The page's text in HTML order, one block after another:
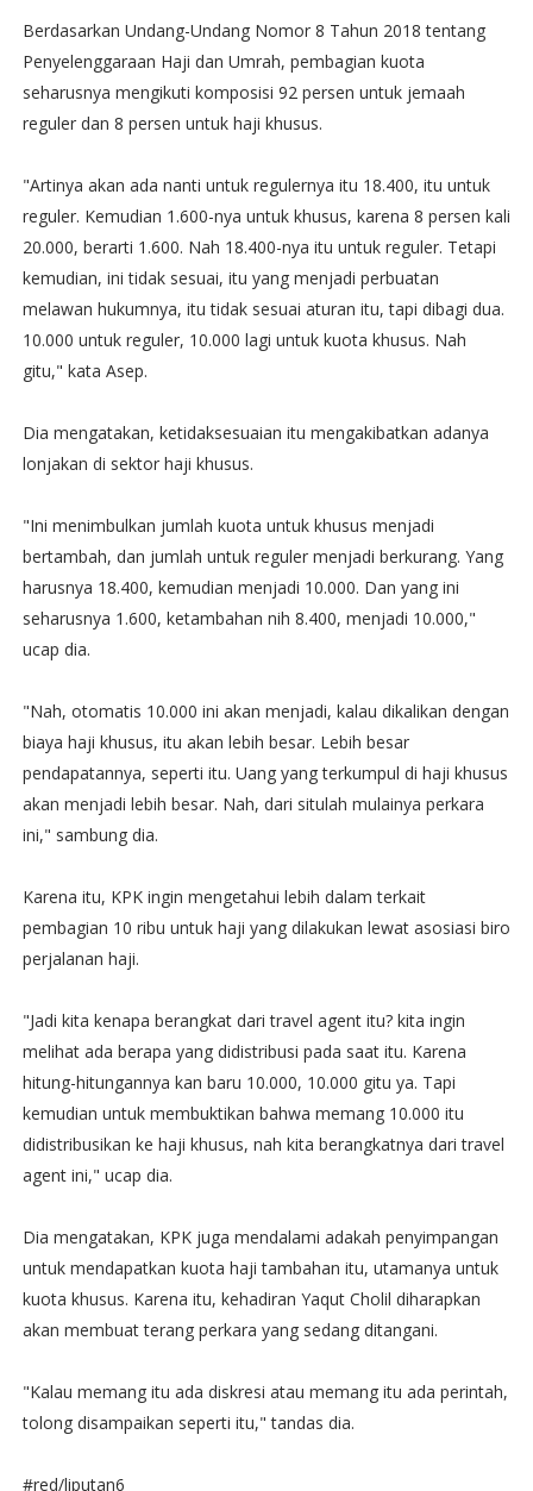
Berdasarkan Undang-Undang Nomor 8 Tahun 2018 tentang
Penyelenggaraan Haji dan Umrah, pembagian kuota
seharusnya mengikuti komposisi 92 persen untuk jemaah
reguler dan 8 persen untuk haji khusus.
"Artinya akan ada nanti untuk regulernya itu 18.400, itu untuk
reguler. Kemudian 1.600-nya untuk khusus, karena 8 persen kali
20.000, berarti 1.600. Nah 18.400-nya itu untuk reguler. Tetapi
kemudian, ini tidak sesuai, itu yang menjadi perbuatan
melawan hukumnya, itu tidak sesuai aturan itu, tapi dibagi dua.
10.000 untuk reguler, 10.000 lagi untuk kuota khusus. Nah
gitu," kata Asep.
Dia mengatakan, ketidaksesuaian itu mengakibatkan adanya
lonjakan di sektor haji khusus.
"Ini menimbulkan jumlah kuota untuk khusus menjadi
bertambah, dan jumlah untuk reguler menjadi berkurang. Yang
harusnya 18.400, kemudian menjadi 10.000. Dan yang ini
seharusnya 1.600, ketambahan nih 8.400, menjadi 10.000,"
ucap dia.
"Nah, otomatis 10.000 ini akan menjadi, kalau dikalikan dengan
biaya haji khusus, itu akan lebih besar. Lebih besar
pendapatannya, seperti itu. Uang yang terkumpul di haji khusus
akan menjadi lebih besar. Nah, dari situlah mulainya perkara
ini," sambung dia.
Karena itu, KPK ingin mengetahui lebih dalam terkait
pembagian 10 ribu untuk haji yang dilakukan lewat asosiasi biro
perjalanan haji.
"Jadi kita kenapa berangkat dari travel agent itu? kita ingin
melihat ada berapa yang didistribusi pada saat itu. Karena
hitung-hitungannya kan baru 10.000, 10.000 gitu ya. Tapi
kemudian untuk membuktikan bahwa memang 10.000 itu
didistribusikan ke haji khusus, nah kita berangkatnya dari travel
agent ini," ucap dia.
Dia mengatakan, KPK juga mendalami adakah penyimpangan
untuk mendapatkan kuota haji tambahan itu, utamanya untuk
kuota khusus. Karena itu, kehadiran Yaqut Cholil diharapkan
akan membuat terang perkara yang sedang ditangani.
"Kalau memang itu ada diskresi atau memang itu ada perintah,
tolong disampaikan seperti itu," tandas dia.
#red/liputan6